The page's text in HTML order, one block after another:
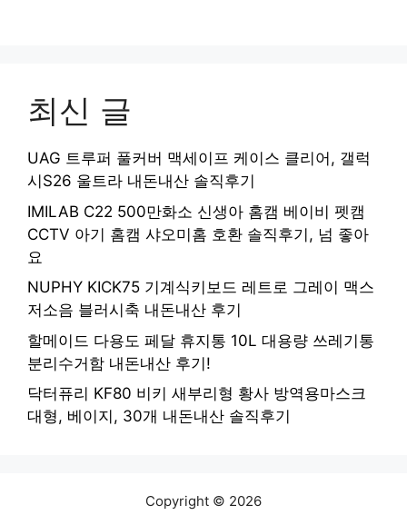
최신 글
UAG 트루퍼 풀커버 맥세이프 케이스 클리어, 갤럭
시S26 울트라 내돈내산 솔직후기
IMILAB C22 500만화소 신생아 홈캠 베이비 펫캠
CCTV 아기 홈캠 샤오미홈 호환 솔직후기, 넘 좋아
요
NUPHY KICK75 기계식키보드 레트로 그레이 맥스
저소음 블러시축 내돈내산 후기
할메이드 다용도 페달 휴지통 10L 대용량 쓰레기통
분리수거함 내돈내산 후기!
닥터퓨리 KF80 비키 새부리형 황사 방역용마스크
대형, 베이지, 30개 내돈내산 솔직후기
Copyright © 2026